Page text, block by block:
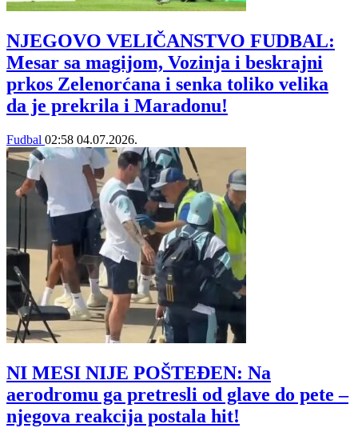
NJEGOVO VELIČANSTVO FUDBAL:
Mesar sa magijom, Vozinja i beskrajni
prkos Zelenorćana i senka toliko velika
da je prekrila i Maradonu!
Fudbal 02:58 04.07.2026.
NI MESI NIJE POŠTEĐEN: Na
aerodromu ga pretresli od glave do pete –
njegova reakcija postala hit!